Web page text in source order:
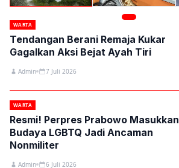
WARTA
Tendangan Berani Remaja Kukar
Gagalkan Aksi Bejat Ayah Tiri
Admin 7 Juli 2026
WARTA
Resmi! Perpres Prabowo Masukkan
Budaya LGBTQ Jadi Ancaman
Nonmiliter
Admin 6 Juli 2026